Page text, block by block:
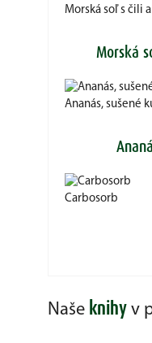
Morská soľ s čili
Morská
Ananás, sušené
Carbosorb
Naše knihy v